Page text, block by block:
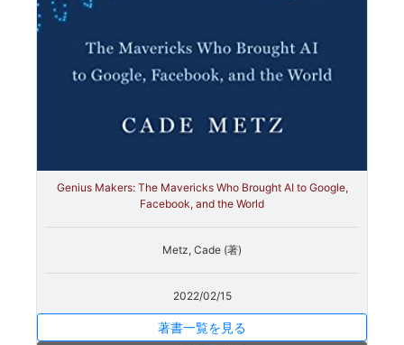
Genius Makers: The Mavericks Who Brought AI to Google,
Facebook, and the World
Metz, Cade (著)
2022/02/15
著書一覧を見る